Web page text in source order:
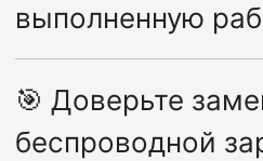
выполненную
🎯 Доверьте
беспроводной